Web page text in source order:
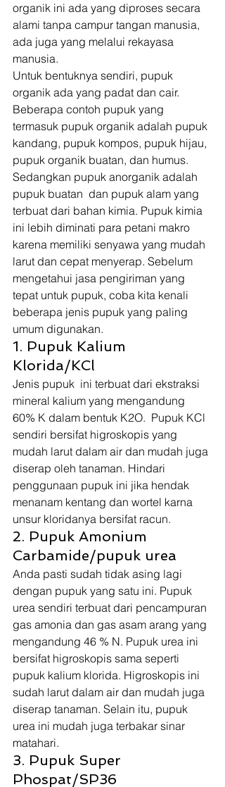
organik ini ada yang diproses secara
alami tanpa campur tangan manusia,
ada juga yang melalui rekayasa
manusia.
Untuk bentuknya sendiri, pupuk
organik ada yang padat dan cair.
Beberapa contoh pupuk yang
termasuk pupuk organik adalah pupuk
kandang, pupuk kompos, pupuk hijau,
pupuk organik buatan, dan humus.
Sedangkan pupuk anorganik adalah
pupuk buatan  dan pupuk alam yang
terbuat dari bahan kimia. Pupuk kimia
ini lebih diminati para petani makro
karena memiliki senyawa yang mudah
larut dan cepat menyerap. Sebelum
mengetahui jasa pengiriman yang
tepat untuk pupuk, coba kita kenali
beberapa jenis pupuk yang paling
umum digunakan.
1. Pupuk Kalium
Klorida/KCl
Jenis pupuk  ini terbuat dari ekstraksi
mineral kalium yang mengandung
60% K dalam bentuk K2O.  Pupuk KCl
sendiri bersifat higroskopis yang
mudah larut dalam air dan mudah juga
diserap oleh tanaman. Hindari
penggunaan pupuk ini jika hendak
menanam kentang dan wortel karna
unsur kloridanya bersifat racun.
2. Pupuk Amonium
Carbamide/pupuk urea
Anda pasti sudah tidak asing lagi
dengan pupuk yang satu ini. Pupuk
urea sendiri terbuat dari pencampuran
gas amonia dan gas asam arang yang
mengandung 46 % N. Pupuk urea ini
bersifat higroskopis sama seperti
pupuk kalium klorida. Higroskopis ini
sudah larut dalam air dan mudah juga
diserap tanaman. Selain itu, pupuk
urea ini mudah juga terbakar sinar
matahari.
3. Pupuk Super
Phospat/SP36